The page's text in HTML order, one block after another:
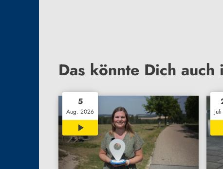
Das könnte Dich auch
5
Aug. 2026
15:14